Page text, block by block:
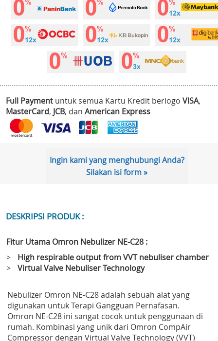
Full Payment untuk semua Kartu Kredit berlogo VISA,
MasterCard, JCB, dan American Express
Ingin kami yang menghubungi Anda?
Silakan isi form »
DESKRIPSI PRODUK :
Fitur Utama Omron Nebulizer NE-C28 :
>
High respirable output from VVT nebuliser chamber
>
Virtual Valve Nebuliser Technology
Nebulizer Omron NE-C28 adalah sebuah alat yang
digunakan untuk Terapi Gangguan Pernafasan.
Omron NE-C28 ini sangat cocok untuk penggunaan di
rumah. Kombinasi yang unik dari Omron CompAir
Compressor dengan Virtual Valve Technology (VVT)